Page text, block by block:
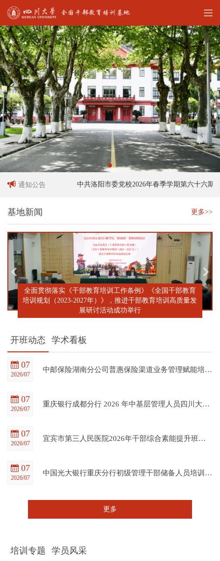
通知公告
招聘启事 中共洛阳市委党校2026年春季学期第六十六期中
基地新闻 更多>>
全面贯彻落实《干部教育培训工作条例》《全国干部教育
培训规划（2023-2027年）》，推进干部教育培训高质量发
展研讨活动成功举行
开班动态 学术看板
07
2026/07
中邮保险湖南分公司普惠保险渠道业务管理赋能培训班在四川大学全国干部教育培训基地顺利开班
07
2026/07
重庆银行成都分行 2026 年中基层管理人员四川大学培训项目（第一期）在四川大学全国干部教育培训基地顺利开班
07
2026/07
宜宾市第三人民医院2026年干部综合素能提升班在四川大学全国干部教育培训基地顺利开班
07
2026/07
中国光大银行重庆分行初级管理干部储备人员培训班在四川大学全国干部教育培训基地顺利开班
更多
培训专题 学员风采